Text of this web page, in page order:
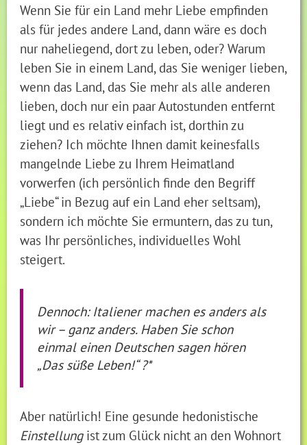
Wenn Sie für ein Land mehr Liebe empfinden
als für jedes andere Land, dann wäre es doch
nur naheliegend, dort zu leben, oder? Warum
leben Sie in einem Land, das Sie weniger lieben,
wenn das Land, das Sie mehr als alle anderen
lieben, doch nur ein paar Autostunden entfernt
liegt und es relativ einfach ist, dorthin zu
ziehen? Ich möchte Ihnen damit keinesfalls
mangelnde Liebe zu Ihrem Heimatland
vorwerfen (ich persönlich finde den Begriff
„Liebe“ in Bezug auf ein Land eher seltsam),
sondern ich möchte Sie ermuntern, das zu tun,
was Ihr persönliches, individuelles Wohl
steigert.
Dennoch: Italiener machen es anders als
wir – ganz anders. Haben Sie schon
einmal einen Deutschen sagen hören
„Das süße Leben!“ ?*
Aber natürlich! Eine gesunde hedonistische
Einstellungist zum Glück nicht an den Wohnort